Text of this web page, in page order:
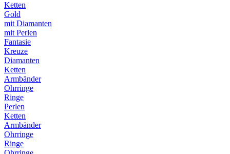
Ketten
Gold
mit Diamanten
mit Perlen
Fantasie
Kreuze
Diamanten
Ketten
Armbänder
Ohrringe
Ringe
Perlen
Ketten
Armbänder
Ohrringe
Ringe